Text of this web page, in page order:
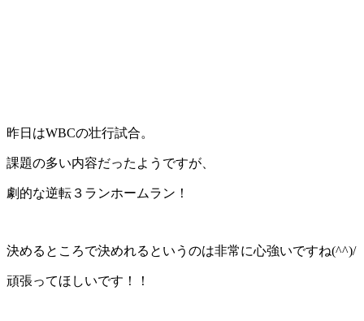
昨日はWBCの壮行試合。
課題の多い内容だったようですが、
劇的な逆転３ランホームラン！
決めるところで決めれるというのは非常に心強いですね(^^)/
頑張ってほしいです！！